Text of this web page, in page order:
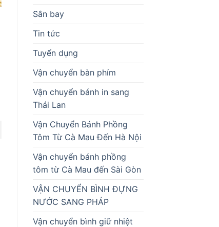
Sân bay
Tin tức
Tuyển dụng
Vận chuyển bàn phím
Vận chuyển bánh in sang
Thái Lan
Vận Chuyển Bánh Phồng
Tôm Từ Cà Mau Đến Hà Nội
Vận chuyển bánh phồng
tôm từ Cà Mau đến Sài Gòn
VẬN CHUYỂN BÌNH ĐỰNG
NƯỚC SANG PHÁP
Vận chuyển bình giữ nhiệt